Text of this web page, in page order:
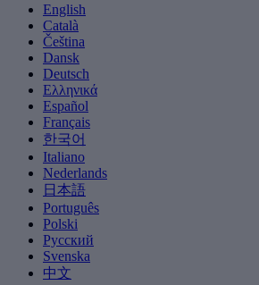
English
Català
Čeština
Dansk
Deutsch
Ελληνικά
Español
Français
한국어
Italiano
Nederlands
日本語
Português
Polski
Русский
Svenska
中文